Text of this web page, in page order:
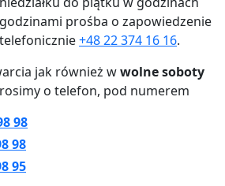
prośba o zapowiedzenie
+48 22 374 16 16.
jak również wwolne soboty
o telefon, pod numerem
98
98
95